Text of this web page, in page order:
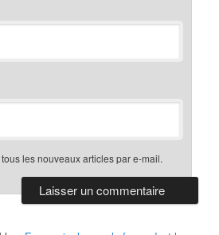
les nouveaux articles par e-mail.